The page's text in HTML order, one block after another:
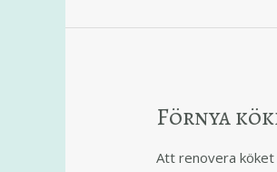
Förnya
Att renovera